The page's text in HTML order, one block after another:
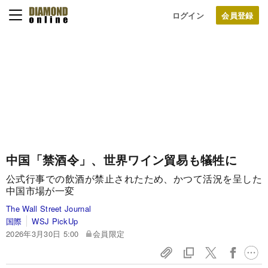
ログイン
中国「禁酒令」、世界ワイン貿易も犠牲に
公式行事での飲酒が禁止されたため、かつて活況を呈した
中国市場が一変
The Wall Street Journal
国際
WSJ PickUp
2026年3月30日 5:00
会員限定